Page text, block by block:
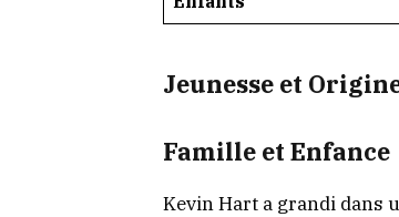
Jeunesse et
Famille et Enfance
Kevin Hart a grandi dans